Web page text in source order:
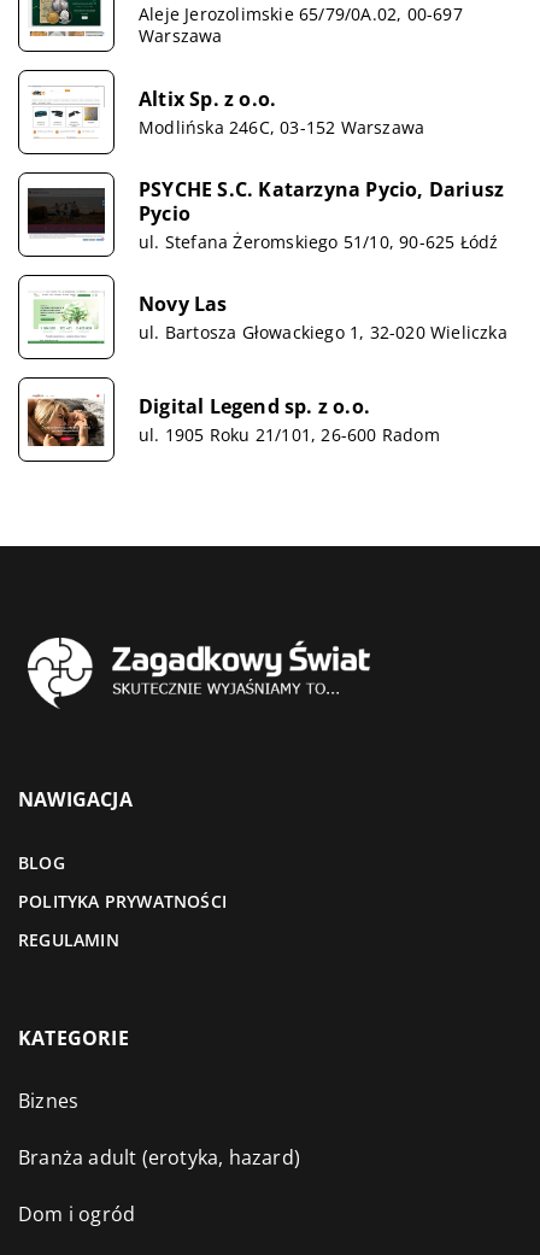
Aleje Jerozolimskie 65/79/0A.02, 00-697
Warszawa
Altix Sp. z o.o.
Modlińska 246C, 03-152 Warszawa
PSYCHE S.C. Katarzyna Pycio, Dariusz
Pycio
ul. Stefana Żeromskiego 51/10, 90-625 Łódź
Novy Las
ul. Bartosza Głowackiego 1, 32-020 Wieliczka
Digital Legend sp. z o.o.
ul. 1905 Roku 21/101, 26-600 Radom
NAWIGACJA
BLOG
POLITYKA PRYWATNOŚCI
REGULAMIN
KATEGORIE
Biznes
Branża adult (erotyka, hazard)
Dom i ogród